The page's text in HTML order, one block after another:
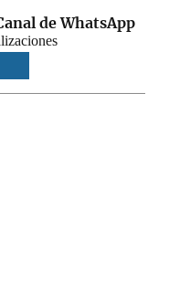
de WhatsApp